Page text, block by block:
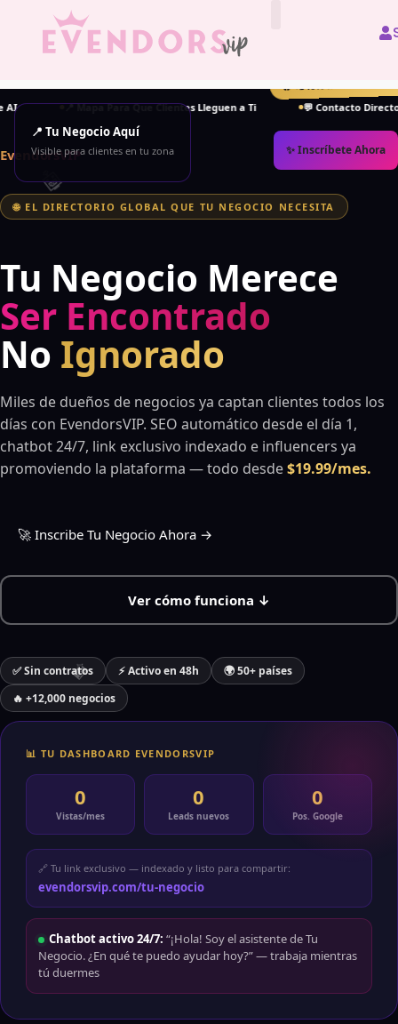
Mapa Para Que Clientes Lleguen a Ti 💬 Contacto Directo — Sin
EvendorsVIP ✨ Inscríbete Ahora
🎵
🌐 EL DIRECTORIO GLOBAL QUE TU NEGOCIO NECESITA
Tu Negocio Merece
Ser Encontrado
No Ignorado
Miles de dueños de negocios ya captan clientes todos los
días con EvendorsVIP. SEO automático desde el día 1,
chatbot 24/7, link exclusivo indexado e influencers ya
promoviendo la plataforma — todo desde$19.99/mes.
🚀 Inscribe Tu Negocio Ahora →
Ver cómo funciona ↓
✅ Sin contratos ⚡ Activo en 48h
🌍 50+ países
🔥 +12,000 negocios
🔥 +340% más
📊 TU DASHBOARD EVENDORSVIP
0
Vistas/mes
0
Leads nuevos
0
Pos. Google
🔗 Tu link exclusivo — indexado y listo para compartir:
evendorsvip.com/tu-negocio
Chatbot activo 24/7: “¡Hola! Soy el asistente de Tu
Negocio. ¿En qué te puedo ayudar hoy?” — trabaja mientras
tú duermes
📍 Tu Negocio Aquí
Visible para clientes en tu zona